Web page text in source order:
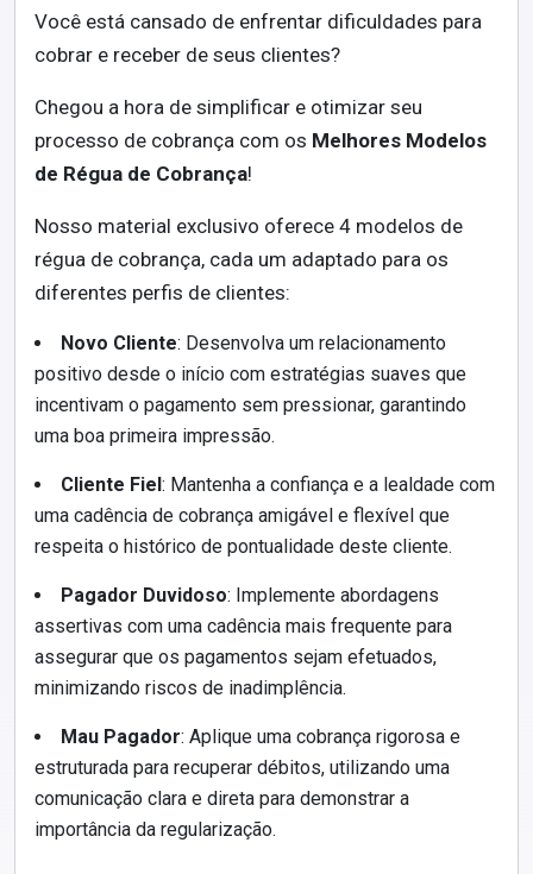
Você está cansado de enfrentar dificuldades para
cobrar e receber de seus clientes?
Chegou a hora de simplificar e otimizar seu
processo de cobrança com os Melhores Modelos
de Régua de Cobrança!
Nosso material exclusivo oferece 4 modelos de
régua de cobrança, cada um adaptado para os
diferentes perfis de clientes:
Novo Cliente: Desenvolva um relacionamento
positivo desde o início com estratégias suaves que
incentivam o pagamento sem pressionar, garantindo
uma boa primeira impressão.
Cliente Fiel: Mantenha a confiança e a lealdade com
uma cadência de cobrança amigável e flexível que
respeita o histórico de pontualidade deste cliente.
Pagador Duvidoso: Implemente abordagens
assertivas com uma cadência mais frequente para
assegurar que os pagamentos sejam efetuados,
minimizando riscos de inadimplência.
Mau Pagador: Aplique uma cobrança rigorosa e
estruturada para recuperar débitos, utilizando uma
comunicação clara e direta para demonstrar a
importância da regularização.